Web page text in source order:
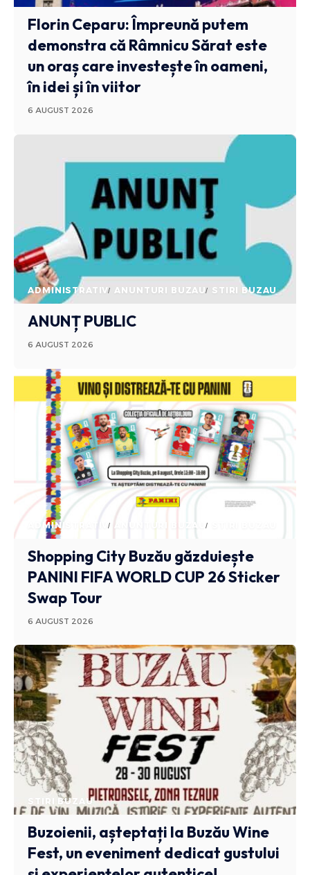
Florin Ceparu: Împreună putem
demonstra că Râmnicu Sărat este
un oraș care investește în oameni,
în idei și în viitor
6 AUGUST 2026
ADMINISTRATIV ANUNTURI BUZAU STIRI BUZAU
ANUNȚ PUBLIC
6 AUGUST 2026
ADMINISTRATIV ANUNTURI BUZAU
Shopping City Buzău găzduiește
PANINI FIFA WORLD CUP 26 Sticker
Swap Tour
6 AUGUST 2026
STIRI BUZAU
Buzoienii, așteptați la Buzău Wine
Fest, un eveniment dedicat gustului